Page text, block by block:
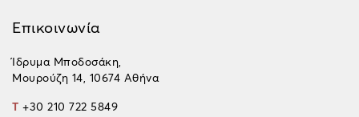
Επικοινωνία
Ίδρυμα Μποδοσάκη,
Μουρούζη 14, 10674 Αθήνα
T +30 210 722 5849